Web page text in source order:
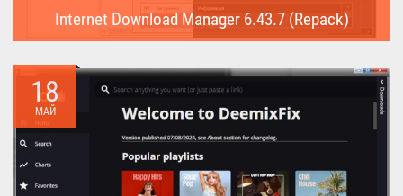
Internet Download Manager 6.43.7 (Repack)
предназначена для...
18
МАЙ